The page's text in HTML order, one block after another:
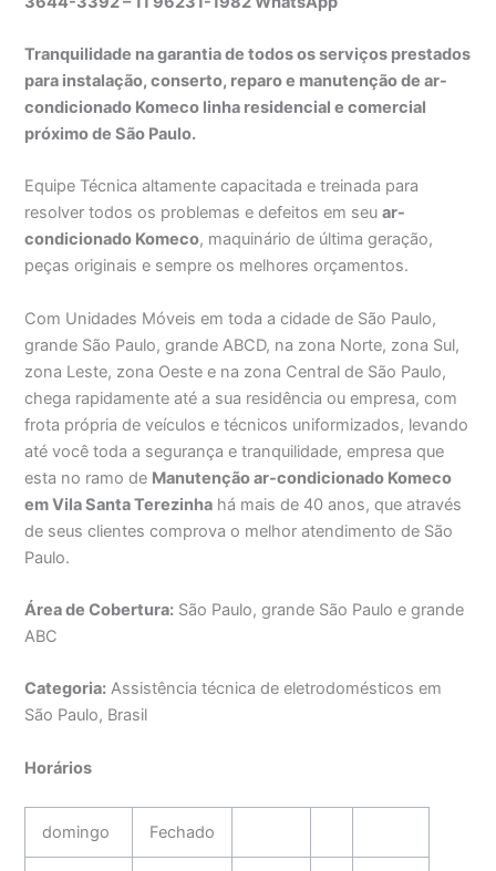
Tranquilidade na garantia de todos os serviços prestados
para instalação, conserto, reparo e manutenção de ar-
condicionado Komeco linha residencial e comercial
próximo de São Paulo.
Equipe Técnica altamente capacitada e treinada para
resolver todos os problemas e defeitos em seuar-
condicionado Komeco, maquinário de última geração,
peças originais e sempre os melhores orçamentos.
Com Unidades Móveis em toda a cidade de São Paulo,
grande São Paulo, grande ABCD, na zona Norte, zona Sul,
zona Leste, zona Oeste e na zona Central de São Paulo,
chega rapidamente até a sua residência ou empresa, com
frota própria de veículos e técnicos uniformizados, levando
até você toda a segurança e tranquilidade, empresa que
esta no ramo de Manutenção ar-condicionado Komeco
em Vila Santa Terezinha há mais de 40 anos, que através
de seus clientes comprova o melhor atendimento de São
Paulo.
Área de Cobertura: São Paulo, grande São Paulo e grande
ABC
Categoria: Assistência técnica de eletrodomésticos em
São Paulo, Brasil
Horários
domingo Fechado